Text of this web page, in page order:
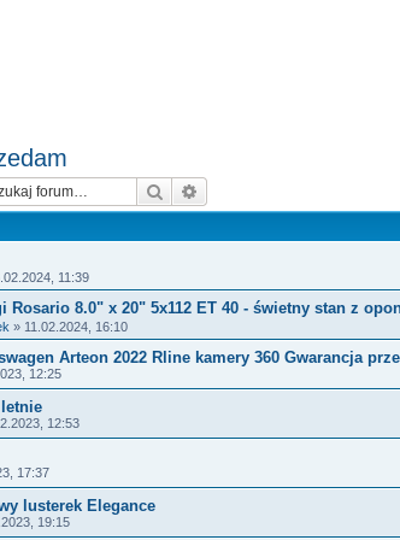
Szukaj
11:39
Rosario 8.0" x 20" 5x112 ET 40 - świetny stan z
» 11.02.2024, 16:10
Arteon 2022 Rline kamery 360 Gwarancja
12:25
12:53
17:37
lusterek Elegance
19:15